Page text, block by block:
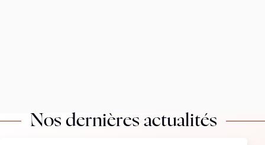
Nos dernières actualités